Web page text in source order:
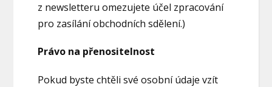
z newsletteru omezujete účel zpracování
pro zasílání obchodních sdělení.)
Právo na přenositelnost
Pokud byste chtěli své osobní údaje vzít